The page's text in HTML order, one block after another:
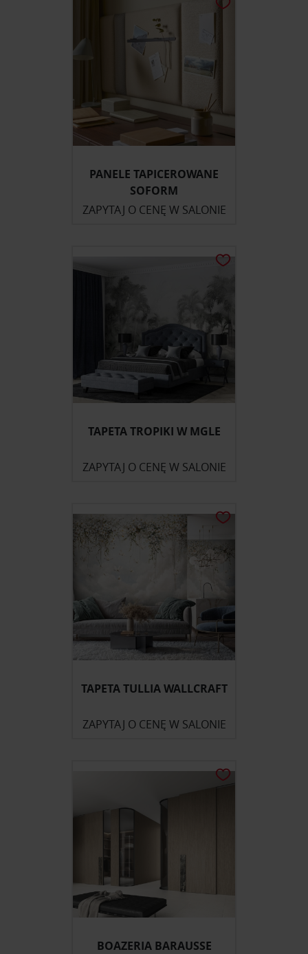
PANELE TAPICEROWANE
SOFORM
ZAPYTAJ O CENĘ W SALONIE
TAPETA TROPIKI W MGLE
ZAPYTAJ O CENĘ W SALONIE
TAPETA TULLIA WALLCRAFT
ZAPYTAJ O CENĘ W SALONIE
BOAZERIA BARAUSSE